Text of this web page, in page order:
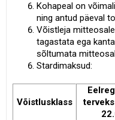
Kohapeal on
ning antud päeval
Võistleja
tagastata ega
sõltumata
Stardimaksud:
Võistlusklass